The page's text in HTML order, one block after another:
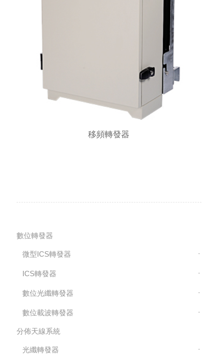
移頻轉發器
數位轉發器
微型ICS轉發器
ICS轉發器
數位光纖轉發器
數位載波轉發器
分佈天線系統
光纖轉發器